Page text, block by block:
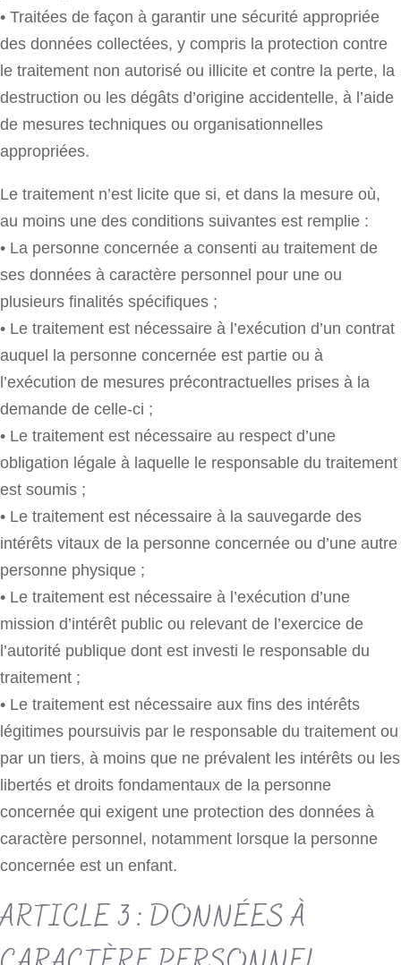
• Traitées de façon à garantir une sécurité appropriée
des données collectées, y compris la protection contre
le traitement non autorisé ou illicite et contre la perte, la
destruction ou les dégâts d’origine accidentelle, à l’aide
de mesures techniques ou organisationnelles
appropriées.
Le traitement n’est licite que si, et dans la mesure où,
au moins une des conditions suivantes est remplie :
• La personne concernée a consenti au traitement de
ses données à caractère personnel pour une ou
plusieurs finalités spécifiques ;
• Le traitement est nécessaire à l’exécution d’un contrat
auquel la personne concernée est partie ou à
l’exécution de mesures précontractuelles prises à la
demande de celle-ci ;
• Le traitement est nécessaire au respect d’une
obligation légale à laquelle le responsable du traitement
est soumis ;
• Le traitement est nécessaire à la sauvegarde des
intérêts vitaux de la personne concernée ou d’une autre
personne physique ;
• Le traitement est nécessaire à l’exécution d’une
mission d’intérêt public ou relevant de l’exercice de
l’autorité publique dont est investi le responsable du
traitement ;
• Le traitement est nécessaire aux fins des intérêts
légitimes poursuivis par le responsable du traitement ou
par un tiers, à moins que ne prévalent les intérêts ou les
libertés et droits fondamentaux de la personne
concernée qui exigent une protection des données à
caractère personnel, notamment lorsque la personne
concernée est un enfant.
ARTICLE 3 : DONNÉES À